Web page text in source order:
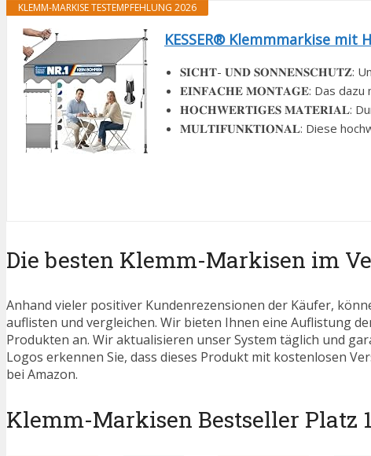
KLEMM-MARKISE TESTEMPFEHLUNG 2026
KESSER® Klemmmarkise
𝐒𝐈𝐂𝐇𝐓- 𝐔𝐍𝐃 𝐒𝐎𝐍𝐍𝐄𝐍𝐒𝐂𝐇𝐔𝐓𝐙:
𝐄𝐈𝐍𝐅𝐀𝐂𝐇𝐄 𝐌𝐎𝐍𝐓𝐀𝐆𝐄: Das dazu
𝐇𝐎𝐂𝐇𝐖𝐄𝐑𝐓𝐈𝐆𝐄𝐒 𝐌𝐀𝐓𝐄𝐑𝐈𝐀𝐋:
𝐌𝐔𝐋𝐓𝐈𝐅𝐔𝐍𝐊𝐓𝐈𝐎𝐍𝐀𝐋: Diese
Die besten Klemm-Markisen im
Anhand vieler positiver Kundenrezensionen der Käufer,
auflisten und vergleichen. Wir bieten Ihnen eine Auflistung
Produkten an. Wir aktualisieren unser System täglich und
Logos erkennen Sie, dass dieses Produkt mit kostenlosen
bei Amazon.
Klemm-Markisen Bestseller Platz